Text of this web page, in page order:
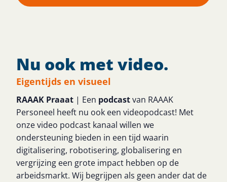
Nu ook met video.
Eigentijds en visueel
RAAAK Praaat | Een podcastvan RAAAK
Personeel heeft nu ook een videopodcast! Met
onze video podcast kanaal willen we
ondersteuning bieden in een tijd waarin
digitalisering, robotisering, globalisering en
vergrijzing een grote impact hebben op de
arbeidsmarkt. Wij begrijpen als geen ander dat de